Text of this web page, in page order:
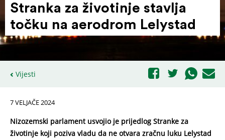
Stranka za životinje stavlja
točku na aerodrom Lelystad
Vijesti
7 VELJAČE 2024
Nizozemski parlament usvojio je prijedlog Stranke za
životinje koji poziva vladu da ne otvara zračnu luku Lelystad